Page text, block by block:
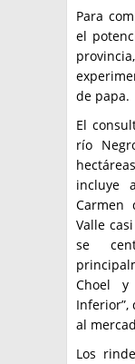
Para
el
de papa.
El
río
incluye
Carmen
Valle
se
Choel
Inferior”,
al
Los